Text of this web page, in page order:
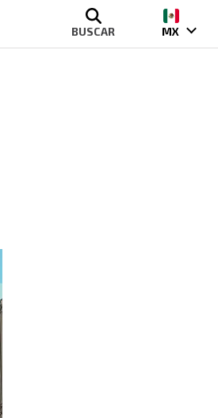
BUSCAR MX